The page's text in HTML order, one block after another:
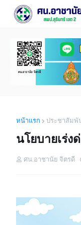
หน้าแรก ประชาสัมพั
นโยบายเร่ง
ศน.อาชานัย จิตรดี